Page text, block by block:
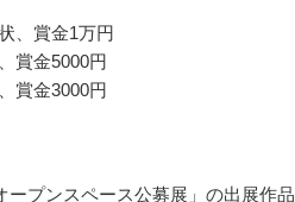
、賞金1万円
賞金5000円
賞金3000円
ープンスペース公募展」の出展作品